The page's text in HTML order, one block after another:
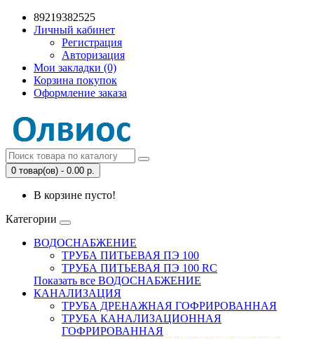
89219382525
Личный кабинет
Регистрация
Авторизация
Мои закладки (0)
Корзина покупок
Оформление заказа
0 товар(ов) - 0.00 р.
В корзине пусто!
Категории
ВОДОСНАБЖЕНИЕ
ТРУБА ПИТЬЕВАЯ ПЭ 100
ТРУБА ПИТЬЕВАЯ ПЭ 100 RC
Показать все ВОДОСНАБЖЕНИЕ
КАНАЛИЗАЦИЯ
ТРУБА ДРЕНАЖНАЯ ГОФРИРОВАННАЯ
ТРУБА КАНАЛИЗАЦИОННАЯ
ГОФРИРОВАННАЯ